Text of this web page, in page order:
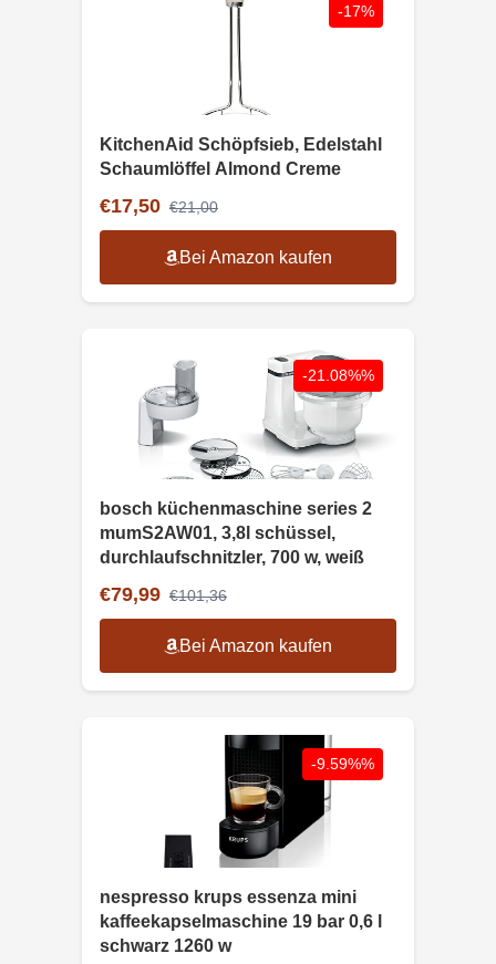
-17%
KitchenAid Schöpfsieb, Edelstahl
Schaumlöffel Almond Creme
€17,50 €21,00
Bei Amazon kaufen
-21.08%%
bosch küchenmaschine series 2
mumS2AW01, 3,8l schüssel,
durchlaufschnitzler, 700 w, weiß
€79,99 €101,36
Bei Amazon kaufen
-9.59%%
nespresso krups essenza mini
kaffeekapselmaschine 19 bar 0,6 l
schwarz 1260 w